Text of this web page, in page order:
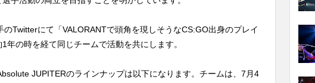
のTwitterにて「VALORANTで頭角を現しそうなCS:GO出身のプレイ
1年の時を経て同じチームで活動を共にします。
JUPITERのラインナップは以下になります。チームは、7月4